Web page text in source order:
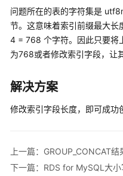
户
指
布
比
域）
参
考
问题所在的表的字符集是
节。这意味着索引前缀最大
4 = 768 个字符。因此只要将
为768或者修改索引字段，让
解决方案
修改索引字段长度，即可成功
上一篇：GROUP_CONCAT
下一篇：RDS for MySQL大